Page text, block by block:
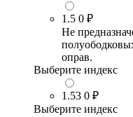
1.5 0 ₽
Не
оправ.
Выберите индекс
1.53 0 ₽
Выберите индекс